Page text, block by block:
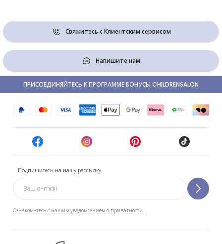
Свяжитесь с Клиентским сервисом
Напишите нам
Подпишитесь на нашу рассылку
Ознакомьтесь с нашим уведомлением о приватности.
ПРИСОЕДИНЯЙТЕСЬ К ПРОГРАММЕ БОНУСЫ CHILDRENSALON